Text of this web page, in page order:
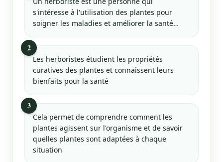
s'intéresse à l'utilisation des plantes pour
soigner les maladies et améliorer la santé…
2
Les herboristes étudient les propriétés
curatives des plantes et connaissent leurs
bienfaits pour la santé
3
Cela permet de comprendre comment les
plantes agissent sur l'organisme et de savoir
quelles plantes sont adaptées à chaque
situation